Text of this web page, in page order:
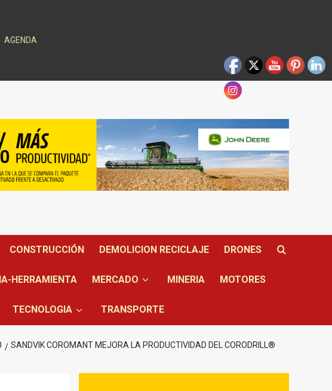
AGENDA
CONSTRUCCIÓN DEMOLICION RECICLAJE DRONES
HERRAMIENTA MERCADO MINERIA MOTORES
TECNOLOGIA TRANSPORTE
SANDVIK COROMANT MEJORA LA PRODUCTIVIDAD DEL CORODRILL®